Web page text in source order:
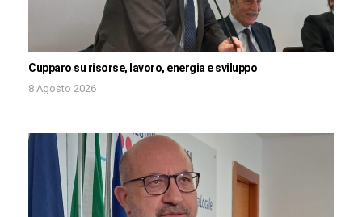
Cupparo su risorse, lavoro, energia e sviluppo
8 Agosto 2026